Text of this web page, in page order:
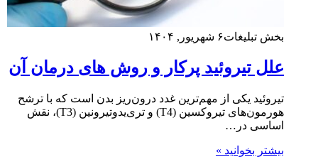
بخش تبلیغات۶ شهریور, ۱۴۰۴
علل تیروئید پرکار و روش های درمان آن
تیروئید یکی از مهم‌ترین غدد درون‌ریز بدن است که با ترشح
هورمون‌های تیروکسین (T4) و تری‌یدوتیرونین (T3)، نقش
اساسی در…
بیشتر بخوانید »